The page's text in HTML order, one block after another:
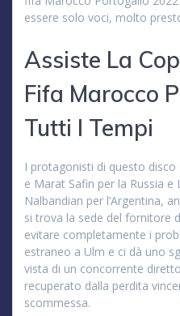
essere solo voci, molto
Assiste La
Fifa Marocco
Tutti I Tempi
I protagonisti di questo
e Marat Safin per la Russia e
Nalbandian per l’Argentina,
si trova la sede del fornitore
evitare completamente i
estraneo a Ulm e ci dà uno
vista di un concorrente
recuperato dalla perdita
scommessa.